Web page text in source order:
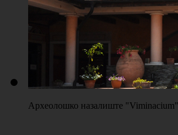
Археолошко назалиште "Viminacium"